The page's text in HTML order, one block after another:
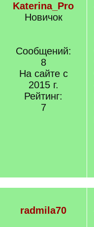
Katerina_Pro
Новичок
Сообщений:
8
На сайте с
2015 г.
Рейтинг:
7
radmila70